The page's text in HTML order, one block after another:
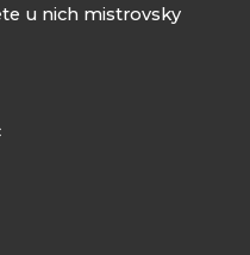
u nich mistrovsky